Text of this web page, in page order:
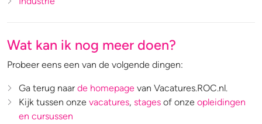
Wat kan ik nog meer doen?
Probeer eens een van de volgende dingen:
Ga terug naar de homepage van Vacatures.ROC.nl.
Kijk tussen onze vacatures, stages of onze opleidingen
en cursussen